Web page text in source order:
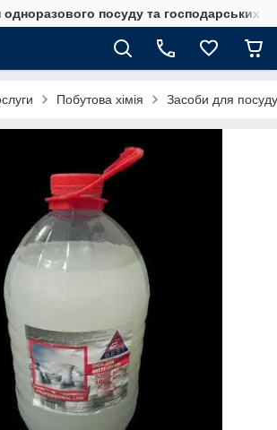
одноразового посуду та господарських
Побутова хімія Засоби для посуду